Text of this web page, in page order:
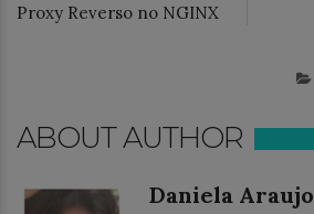
Proxy Reverso no NGINX
ABOUT AUTHOR
Daniela Araujo